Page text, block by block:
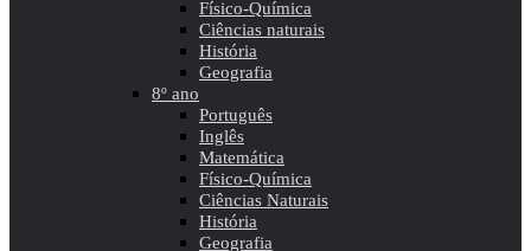
Físico-Química
Ciências naturais
História
Geografia
8º ano
Português
Inglês
Matemática
Físico-Química
Ciências Naturais
História
Geografia